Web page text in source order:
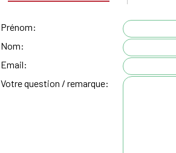
Prénom:
Nom:
Email:
Votre question / remarque: